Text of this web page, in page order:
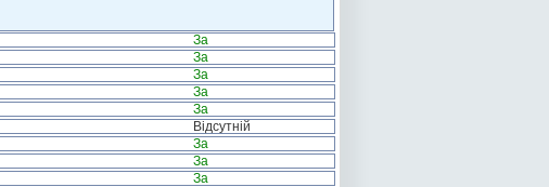
За
За
За
За
За
Відсутній
За
За
За